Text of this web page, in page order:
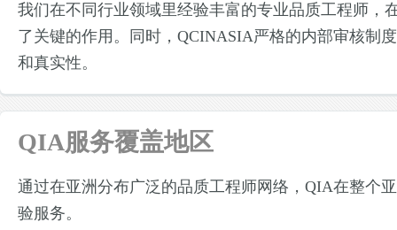
我们在不同行业领域里经验丰富的专业品质工程师，
了关键的作用。同时，QCINASIA严格的内部审核制
和真实性。
QIA服务覆盖地区
通过在亚洲分布广泛的品质工程师网络，QIA在整个
验服务。